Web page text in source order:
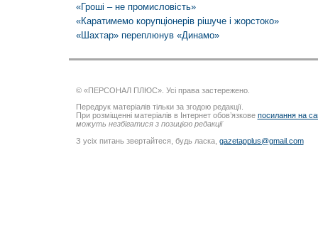
«Гроші – не промисловість»
«Каратимемо корупціонерів рішуче і жорстоко»
«Шахтар» переплюнув «Динамо»
© «ПЕРСОНАЛ ПЛЮС». Усі права застережено.
Передрук матеріалів тільки за згодою редакції.
При розміщенні матеріалів в Інтернет обов’язкове посилання на
можуть незбігатися з позицією редакції
З усіх питань звертайтеся, будь ласка, gazetapplus@gmail.com